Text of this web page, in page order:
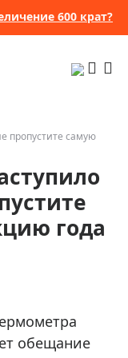
600 крат?
пропустите самую
года
обещание